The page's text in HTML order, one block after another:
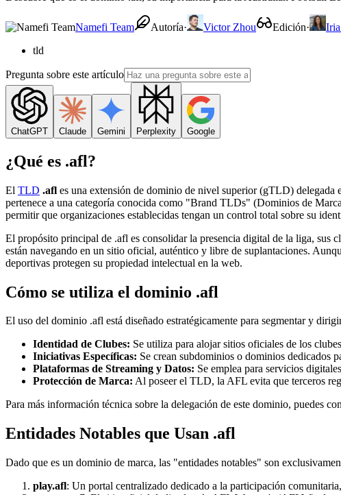
Namefi Team Autoría· Victor Zhou Edición·
tld
Pregunta sobre este artículo
ChatGPT Claude Gemini Perplexity Google
¿Qué es .afl?
El TLD .afl es una extensión de dominio de nivel superior (gTLD) delegada
pertenece a una categoría conocida como "Brand TLDs" (Dominios de
permitir que organizaciones establecidas tengan un control total sobre su
El propósito principal de .afl es consolidar la presencia digital de la liga, sus
están navegando en un sitio oficial, auténtico y libre de suplantaciones.
deportivas protegen su propiedad intelectual en la web.
Cómo se utiliza el dominio .afl
El uso del dominio .afl está diseñado estratégicamente para segmentar y
Identidad de Clubes: Se utiliza para alojar sitios oficiales de los
Iniciativas Específicas: Se crean subdominios o dominios dedicados
Plataformas de Streaming y Datos: Se emplea para servicios
Protección de Marca: Al poseer el TLD, la AFL evita que terceros
Para más información técnica sobre la delegación de este dominio, puedes
Entidades Notables que Usan .afl
Dado que es un dominio de marca, las "entidades notables" son
play.afl: Un portal centralizado dedicado a la participación